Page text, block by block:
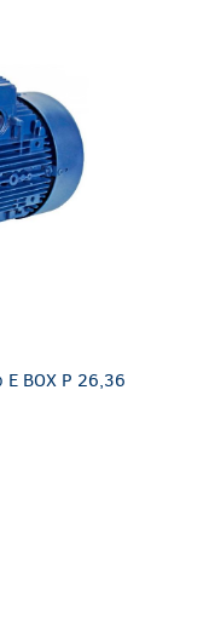
BOX P 26,36